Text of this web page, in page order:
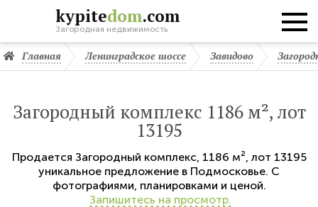
kypitedom.com
Загородная недвижимость
Главная Ленинградское шоссе Завидово
Загородный комплекс 1186 м², лот
13195
Продается Загородный комплекс, 1186 м², лот 13195
уникальное предложение в Подмосковье. С
фотографиями, планировками и ценой.
Запишитесь на просмотр.